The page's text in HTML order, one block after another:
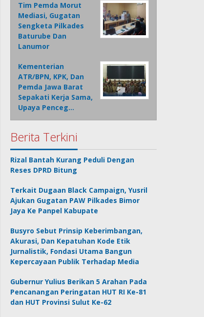
Tim Pemda Morut
Mediasi, Gugatan
Sengketa Pilkades
Baturube Dan
Lanumor
Kementerian
ATR/BPN, KPK, Dan
Pemda Jawa Barat
Sepakati Kerja Sama,
Upaya Penceg…
Berita Terkini
Rizal Bantah Kurang Peduli Dengan
Reses DPRD Bitung
Terkait Dugaan Black Campaign, Yusril
Ajukan Gugatan PAW Pilkades Bimor
Jaya Ke Panpel Kabupate
Busyro Sebut Prinsip Keberimbangan,
Akurasi, Dan Kepatuhan Kode Etik
Jurnalistik, Fondasi Utama Bangun
Kepercayaan Publik Terhadap Media
Gubernur Yulius Berikan 5 Arahan Pada
Pencanangan Peringatan HUT RI Ke-81
dan HUT Provinsi Sulut Ke-62